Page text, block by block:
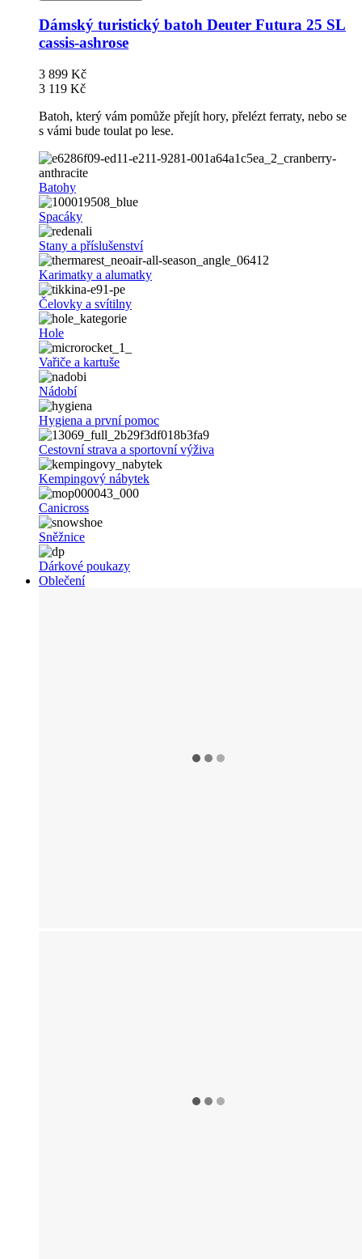
Dámský turistický batoh Deuter Futura 25 SL
cassis-ashrose
3 899 Kč
3 119 Kč
Batoh, který vám pomůže přejít hory, přelézt ferraty, nebo se
s vámi bude toulat po lese.
Batohy
Spacáky
Stany a příslušenství
Karimatky a alumatky
Čelovky a svítilny
Hole
Vařiče a kartuše
Nádobí
Hygiena a první pomoc
Cestovní strava a sportovní výživa
Kempingový nábytek
Canicross
Sněžnice
Dárkové poukazy
Oblečení